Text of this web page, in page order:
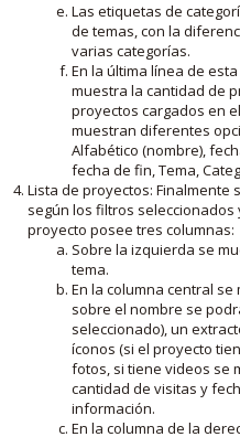
Las etiquetas de
de temas, con la
varias categorías.
En la última línea de
muestra la cantidad de
proyectos cargados en
muestran diferentes
Alfabético (nombre),
fecha de fin, Tema,
Lista de proyectos: Finalmente
según los filtros
proyecto posee tres columnas:
Sobre la izquierda se
tema.
En la columna central
sobre el nombre se
seleccionado), un
íconos (si el proyecto
fotos, si tiene videos se
cantidad de visitas y
información.
En la columna de la